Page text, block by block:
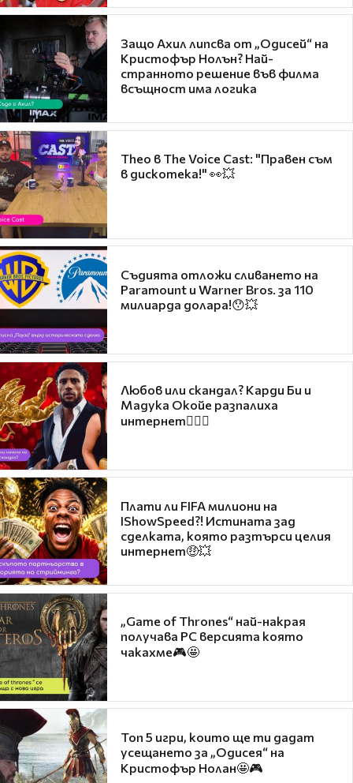
Защо Ахил липсва от „Одисей“ на
Кристофър Нолън? Най-
странното решение във филма
всъщност има логика
Theo в The Voice Cast: "Правен съм
в дискотека!" 👀💥
Съдията отложи сливането на
Paramount и Warner Bros. за 110
милиарда долара!😯💥
Любов или скандал? Карди Би и
Мадука Окойе разпалиха
интернет❤️‍🔥🔥
Плати ли FIFA милиони на
IShowSpeed?! Истината зад
сделката, която разтърси целия
интернет🤑💥
„Game of Thrones“ най-накрая
получава PC версията която
чакахме🎮🤩
Топ 5 игри, които ще ти дадат
усещането за „Одисея“ на
Кристофър Нолан🤩🎮